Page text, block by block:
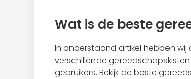
Wat is de beste
In onderstaand artikel hebben wij
verschillende
gebruikers. Bekijk de beste